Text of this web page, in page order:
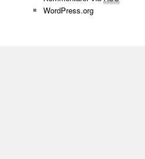
WordPress.org